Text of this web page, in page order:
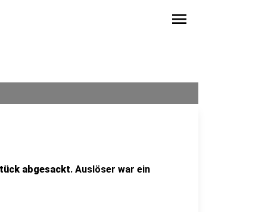
menu
abgesackt. Auslöser war ein